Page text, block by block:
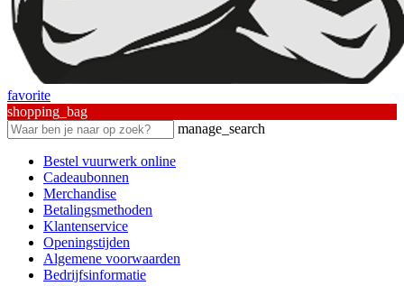
favorite
shopping_bag
manage_search
Bestel vuurwerk online
Cadeaubonnen
Merchandise
Betalingsmethoden
Klantenservice
Openingstijden
Algemene voorwaarden
Bedrijfsinformatie